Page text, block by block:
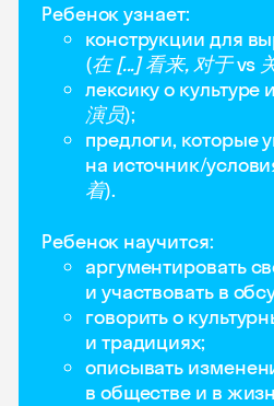
Ребенок узнает:
конструкции для
(在 [...] 看来, 对于vs
лексику о культуре
演员);
предлоги, которые
на источник/
着).
Ребенок научится:
аргументировать
и участвовать в
говорить о
и традициях;
описывать
в обществе и в